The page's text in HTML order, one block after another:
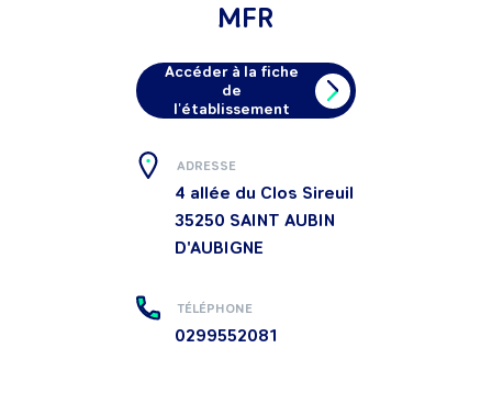
MFR
Accéder à la fiche
de
l'établissement
ADRESSE
4 allée du Clos Sireuil
35250 SAINT AUBIN
D'AUBIGNE
TÉLÉPHONE
0299552081